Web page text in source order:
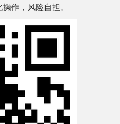
作，风险自担。